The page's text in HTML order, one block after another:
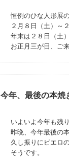
恒例のひな人形展
２月８日（土）～
年末は２８日（土
お正月三が日、ご
今年、最後の本焼
いよいよ今年も残
昨晩、今年最後の
久し振りにピエロ
そうです。